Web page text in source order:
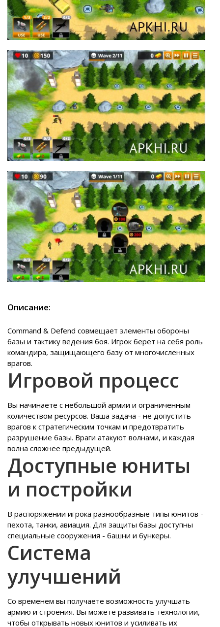
Описание:
Command & Defend совмещает элементы обороны
базы и тактику ведения боя. Игрок берет на себя роль
командира, защищающего базу от многочисленных
врагов.
Игровой процесс
Вы начинаете с небольшой армии и ограниченным
количеством ресурсов. Ваша задача - не допустить
врагов к стратегическим точкам и предотвратить
разрушение базы. Враги атакуют волнами, и каждая
волна сложнее предыдущей.
Доступные юниты
и постройки
В распоряжении игрока разнообразные типы юнитов -
пехота, танки, авиация. Для защиты базы доступны
специальные сооружения - башни и бункеры.
Система
улучшений
Со временем вы получаете возможность улучшать
армию и строения. Вы можете развивать технологии,
чтобы открывать новых юнитов и усиливать их